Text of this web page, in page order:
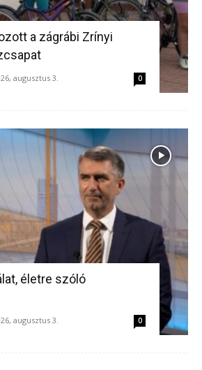
a zágrábi Zrínyi
augusztus 3. 0
életre szóló
augusztus 3. 0